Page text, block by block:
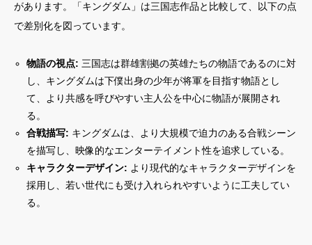
があります。「キングダム」は三国志作品と比較して、以下の点
で差別化を図っています。
物語の視点: 三国志は群雄割拠の英雄たちの物語であるのに対
し、キングダムは下僕出身の少年が将軍を目指す物語とし
て、より共感を呼びやすい主人公を中心に物語が展開され
る。
合戦描写: キングダムは、より大規模で迫力のある合戦シーン
を描写し、映像的なエンターテイメント性を追求している。
キャラクターデザイン: より現代的なキャラクターデザインを
採用し、若い世代にも受け入れられやすいように工夫してい
る。